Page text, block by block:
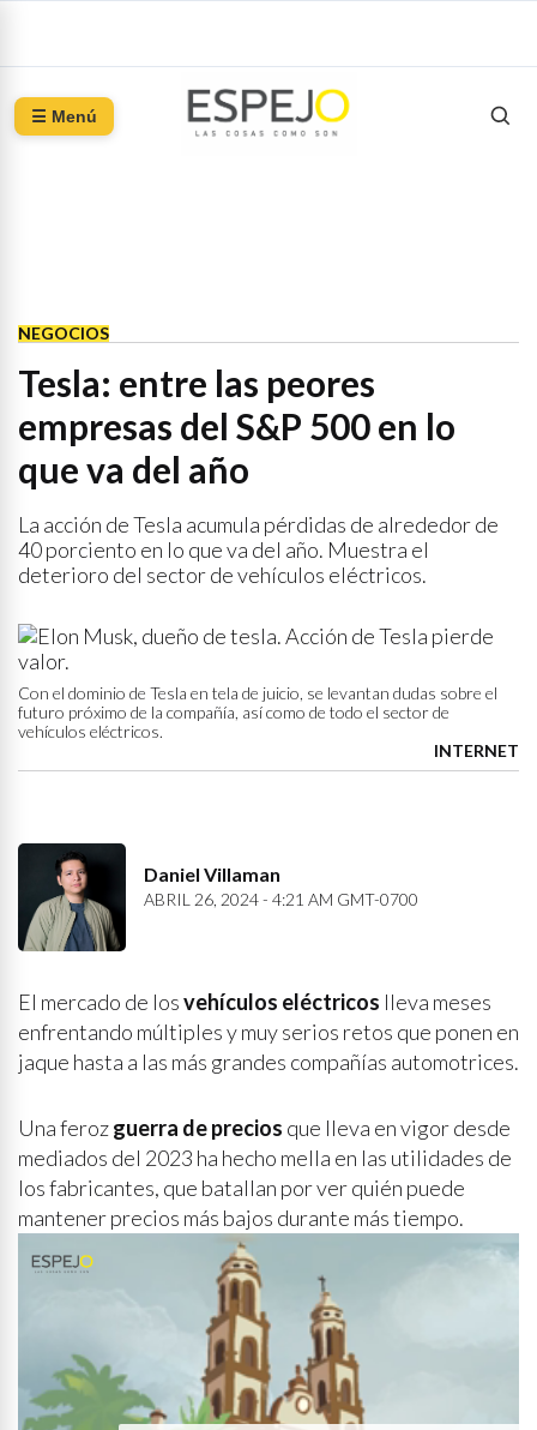
☰ Menú
NEGOCIOS
Tesla: entre las peores
empresas del S&P 500 en lo
que va del año
La acción de Tesla acumula pérdidas de alrededor de
40 porciento en lo que va del año. Muestra el
deterioro del sector de vehículos eléctricos.
Con el dominio de Tesla en tela de juicio, se levantan dudas sobre el
futuro próximo de la compañía, así como de todo el sector de
vehículos eléctricos.
INTERNET
Daniel Villaman
ABRIL 26, 2024 - 4:21 AM GMT-0700
El mercado de losvehículos eléctricos lleva meses
enfrentando múltiples y muy serios retos que ponen en
jaque hasta a las más grandes compañías automotrices.
Una ferozguerra de precios que lleva en vigor desde
mediados del 2023 ha hecho mella en las utilidades de
los fabricantes, que batallan por ver quién puede
mantener precios más bajos durante más tiempo.